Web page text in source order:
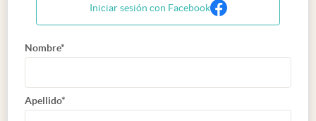
Iniciar sesión con Facebook
Nombre*
Apellido*